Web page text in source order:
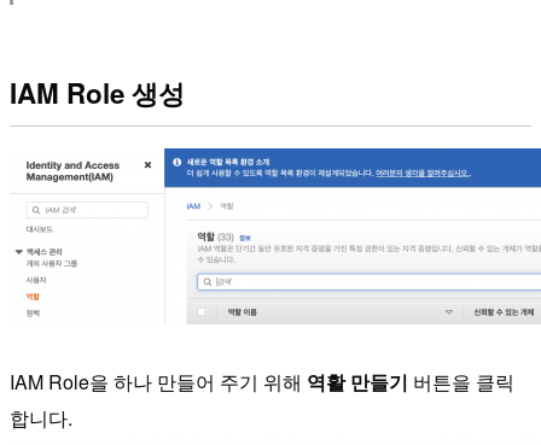
IAM Role 생성
IAM Role을 하나 만들어 주기 위해 역활 만들기 버튼을 클릭
합니다.